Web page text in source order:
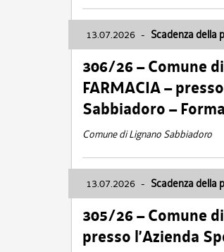
13.07.2026 - Scadenza della
306/26 – Comune
FARMACIA –
Sabbiadoro –
Comune di Lignano Sabbiadoro
13.07.2026 - Scadenza della
305/26 – Comune
presso l’Azienda